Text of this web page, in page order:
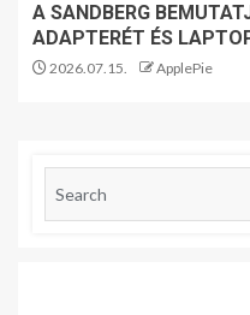
A SANDBERG
ADAPTERÉT ÉS
2026.07.15. ApplePie